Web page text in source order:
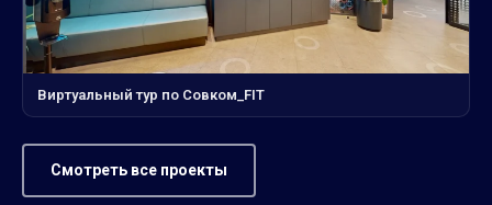
Виртуальный тур по Совком_FIT
Смотреть все проекты